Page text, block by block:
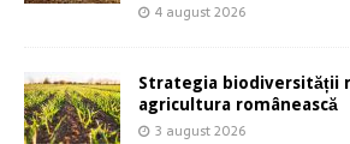
4 august 2026
Strategia biodiversității
agricultura românească
3 august 2026